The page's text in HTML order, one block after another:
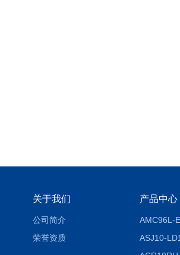
关于我们
公司简介
荣誉资质
产品中心